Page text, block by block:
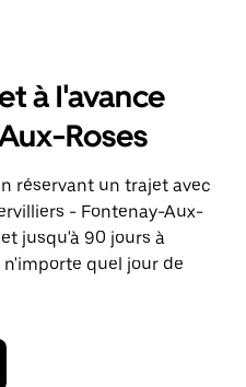
à l'avance
Roses
réservant un trajet avec
- Fontenay-Aux-
jusqu'à 90 jours à
quel jour de